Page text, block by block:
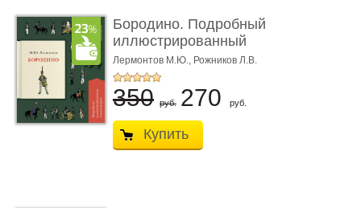
Бородино. Подробный
иллюстрированный
коммент� ...
Лермонтов М.Ю., Рожников Л.В.
350 руб. 270 руб.
Купить